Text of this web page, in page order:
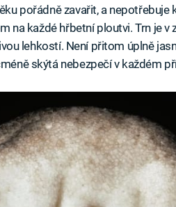
pořádně zavařit, a nepotřebuje
na každé hřbetní ploutvi. Trn je
lehkostí. Není přitom úplně
skýtá nebezpečí v každém